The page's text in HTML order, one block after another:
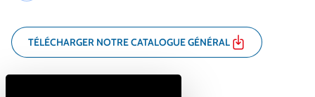
TÉLÉCHARGER NOTRE CATALOGUE GÉNÉRAL